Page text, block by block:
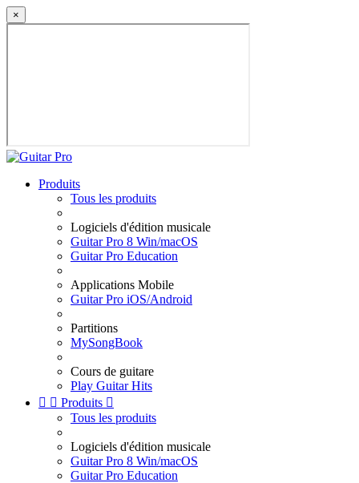
×
Produits
Tous les produits
Logiciels d'édition musicale
Guitar Pro 8 Win/macOS
Guitar Pro Education
Applications Mobile
Guitar Pro iOS/Android
Partitions
MySongBook
Cours de guitare
Play Guitar Hits
  Produits 
Tous les produits
Logiciels d'édition musicale
Guitar Pro 8 Win/macOS
Guitar Pro Education